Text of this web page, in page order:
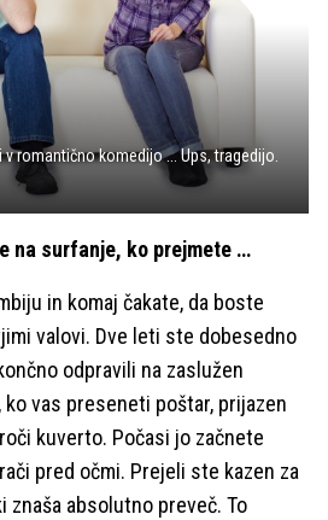
v romantično komedijo ... Ups, tragedijo.
na surfanje, ko prejmete …
in komaj čakate, da boste
valovi. Dve leti ste dobesedno
odpravili na zaslužen
ko vas preseneti poštar, prijazen
kuverto. Počasi jo začnete
pred očmi. Prejeli ste kazen za
absolutno preveč. To